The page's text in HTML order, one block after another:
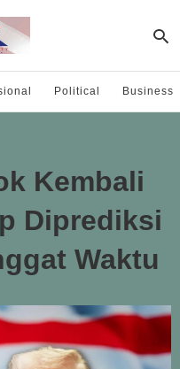
Political Business
Kembali
Diprediksi
Waktu